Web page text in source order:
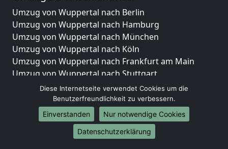
Umzug von Wuppertal nach Berlin
Umzug von Wuppertal nach Hamburg
Umzug von Wuppertal nach München
Umzug von Wuppertal nach Köln
Umzug von Wuppertal nach Frankfurt am Main
Umzug von Wuppertal nach Stuttgart
Umzug von Wuppertal nach Düsseldorf
Umzug von Wuppertal nach Leipzig
Umzug von Wuppertal nach Dortmund
Umzug von Wuppertal nach Essen
Umzug von Wuppertal nach Bremen
Diese Internetseite verwendet Cookies um die
Benutzerfreundlichkeit zu verbessern.
Einverstanden
Nur notwendige Cookies
Datenschutzerklärung